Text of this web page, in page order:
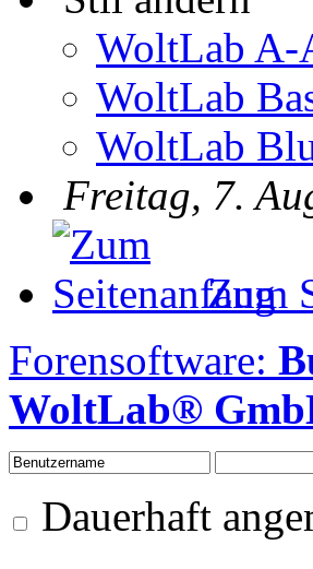
WoltLab A-
WoltLab
WoltLab
Freitag, 7.
Zum
Forensoftware:
WoltLab®
Dauerhaft